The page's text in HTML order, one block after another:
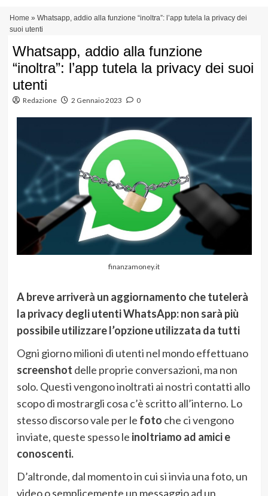
principale
Home » Whatsapp, addio alla funzione “inoltra”: l’app tutela la privacy dei
suoi utenti
Whatsapp, addio alla funzione
“inoltra”: l’app tutela la privacy dei suoi
utenti
Redazione 2 Gennaio 2023 0
finanzamoney.it
A breve arriverà un aggiornamento che tutelerà
la privacy degli utenti WhatsApp: non sarà più
possibile utilizzare l’opzione utilizzata da tutti
Ogni giorno milioni di utenti nel mondo effettuano
screenshot delle proprie conversazioni, ma non
solo. Questi vengono inoltrati ai nostri contatti allo
scopo di mostrargli cosa c’è scritto all’interno. Lo
stesso discorso vale per le foto che ci vengono
inviate, queste spesso le inoltriamo ad amici e
conoscenti.
D’altronde, dal momento in cui si invia una foto, un
video o semplicemente un messaggio ad un